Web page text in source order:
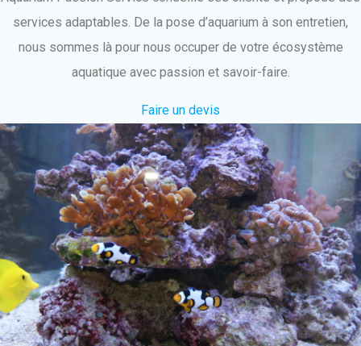
services adaptables. De la pose d’aquarium à son entretien,
nous sommes là pour nous occuper de votre écosystème
aquatique avec passion et savoir-faire.
Faire un devis